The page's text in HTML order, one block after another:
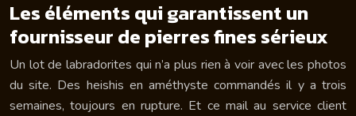
Les éléments qui garantissent un
fournisseur de pierres fines sérieux
Un lot de labradorites qui n’a plus rien à voir avec les photos
du site. Des heishis en améthyste commandés il y a trois
semaines, toujours en rupture. Et ce mail au service client